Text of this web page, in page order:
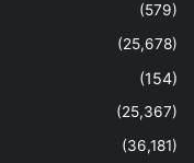
(579)
(25,678)
(154)
(25,367)
(36,181)